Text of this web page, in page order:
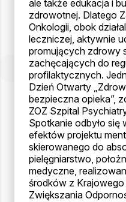
ale także edukacja i
zdrowotnej. Dlatego
Onkologii, obok
leczniczej, aktywnie
promujących zdrowy
zachęcających do
profilaktycznych.
Dzień Otwarty
bezpieczna opieka”,
ZOZ Szpital
Spotkanie odbyło się
efektów projektu
skierowanego do
pielęgniarstwo,
medyczne,
środków z
Zwiększania